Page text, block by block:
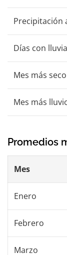
Precipitación
Días con lluvia
Mes más seco
Mes más
Promedios
Mes
Enero
Febrero
Marzo